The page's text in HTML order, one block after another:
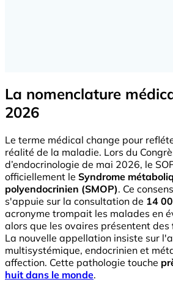
La nomenclature
2026
Le terme médical change pour
réalité de la maladie. Lors du
d’endocrinologie de mai 2026, le
officiellement le Syndrome
polyendocrinien (SMOP). Ce
s'appuie sur la consultation de 14
acronyme trompait les malades en
alors que les ovaires présentent des
La nouvelle appellation insiste sur
multisystémique, endocrinien et
affection. Cette pathologie touche
huit dans le monde.